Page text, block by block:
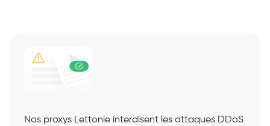
Nos proxys Lettonie interdisent les attaques DDoS